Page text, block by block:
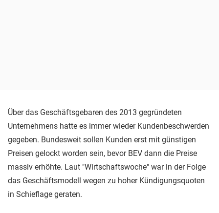
Über das Geschäftsgebaren des 2013 gegründeten
Unternehmens hatte es immer wieder Kundenbeschwerden
gegeben. Bundesweit sollen Kunden erst mit günstigen
Preisen gelockt worden sein, bevor BEV dann die Preise
massiv erhöhte. Laut "Wirtschaftswoche" war in der Folge
das Geschäftsmodell wegen zu hoher Kündigungsquoten
in Schieflage geraten.